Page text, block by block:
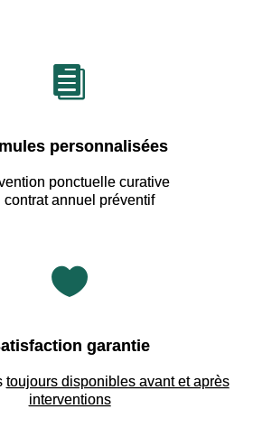

personnalisées
ponctuelle curative
contrat annuel préventif

garantie
toujours disponibles avant et après
interventions